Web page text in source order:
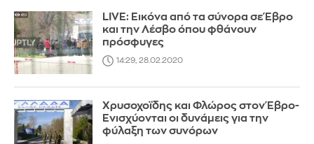
LIVE: Εικόνα από τα σύνορα σε Έβρο
και την Λέσβο όπου φθάνουν
πρόσφυγες
14:29, 28.02.2020
Χρυσοχοϊδης και Φλώρος στον Έβρο-
Ενισχύονται οι δυνάμεις για την
φύλαξη των συνόρων